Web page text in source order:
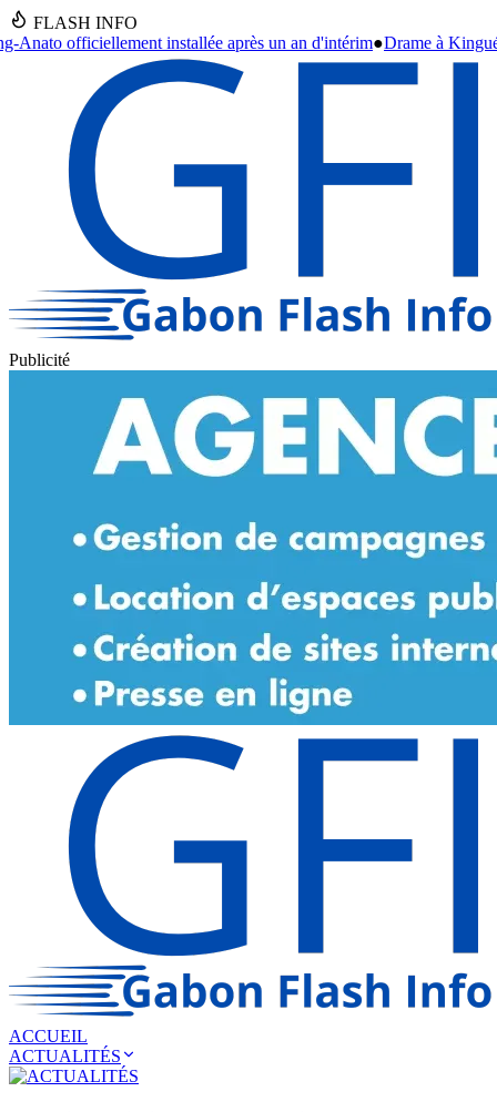
FLASH INFO
après un an d'intérim● Drame à Kinguélé : un bébé de 6 mois périt
Publicité
ACCUEIL
ACTUALITÉS